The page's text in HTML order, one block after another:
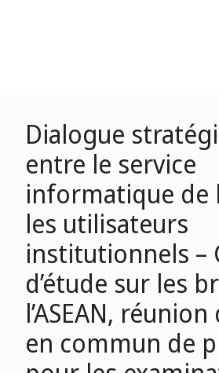
Dialogue
entre le service
informatique de
les utilisateurs
institutionnels –
d’étude sur les
l’ASEAN,
en commun de